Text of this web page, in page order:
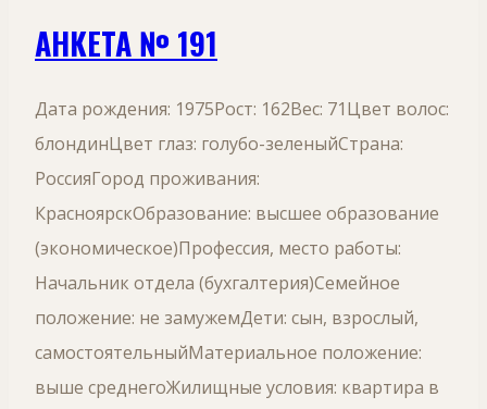
АНКЕТА № 191
Дата рождения: 1975Рост: 162Вес: 71Цвет волос:
блондинЦвет глаз: голубо-зеленыйСтрана:
РоссияГород проживания:
КрасноярскОбразование: высшее образование
(экономическое)Профессия, место работы:
Начальник отдела (бухгалтерия)Семейное
положение: не замужемДети: сын, взрослый,
самостоятельныйМатериальное положение:
выше среднегоЖилищные условия: квартира в